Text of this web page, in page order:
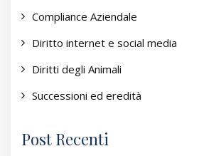
Compliance Aziendale
Diritto internet e social media
Diritti degli Animali
Successioni ed eredità
Post Recenti